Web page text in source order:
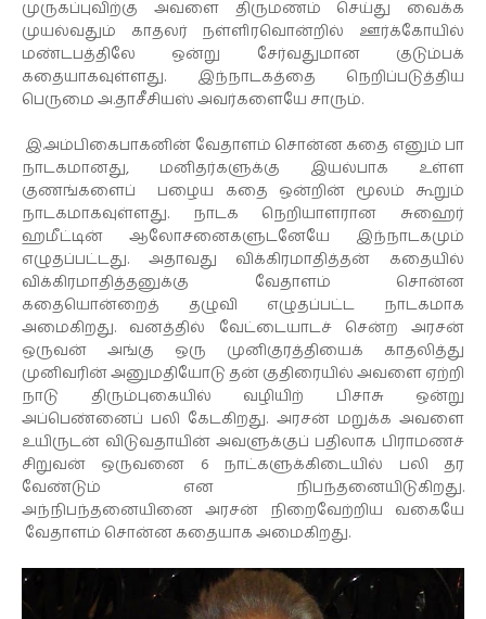
முருகப்புவிற்கு அவளை திருமணம் செய்து வைக்க
முயல்வதும் காதலர் நள்ளிரவொன்றில் ஊர்க்கோயில்
மண்டபத்திலே ஒன்று சேர்வதுமான குடும்பக்
கதையாகவுள்ளது. இந்நாடகத்தை நெறிப்படுத்திய
பெருமை அ.தாசீசியஸ் அவர்களையே சாரும்.
இ.அம்பிகைபாகனின் வேதாளம் சொன்ன கதை எனும் பா
நாடகமானது, மனிதர்களுக்கு இயல்பாக உள்ள
குணங்களைப் பழைய கதை ஒன்றின் மூலம் கூறும்
நாடகமாகவுள்ளது. நாடக நெறியாளரான சுஹைர்
ஹமீட்டின் ஆலோசனைகளுடனேயே இந்நாடகமும்
எழுதப்பட்டது. அதாவது விக்கிரமாதித்தன் கதையில்
விக்கிரமாதித்தனுக்கு வேதாளம் சொன்ன
கதையொன்றைத் தழுவி எழுதப்பட்ட நாடகமாக
அமைகிறது. வனத்தில் வேட்டையாடச் சென்ற அரசன்
ஒருவன் அங்கு ஒரு முனிகுரத்தியைக் காதலித்து
முனிவரின் அனுமதியோடு தன் குதிரையில் அவளை ஏற்றி
நாடு திரும்புகையில் வழியிற் பிசாசு ஒன்று
அப்பெண்னைப் பலி கேடகிறது. அரசன் மறுக்க அவளை
உயிருடன் விடுவதாயின் அவளுக்குப் பதிலாக பிராமணச்
சிறுவன் ஒருவனை 6 நாட்களுக்கிடையில் பலி தர
வேண்டும் என நிபந்தனையிடுகிறது.
அந்நிபந்தனையினை அரசன் நிறைவேற்றிய வகையே
வேதாளம் சொன்ன கதையாக அமைகிறது.